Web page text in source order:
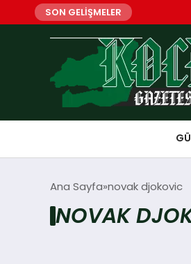
SON GELİŞMELER
Ana Sayfa novak djokovic
NOVAK